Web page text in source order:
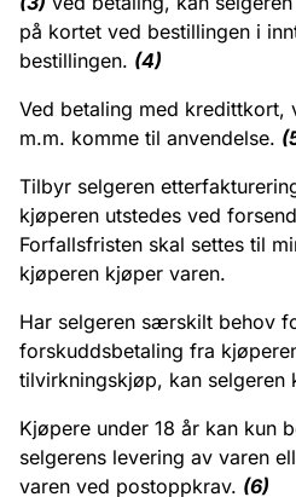
på kortet ved bestillingen i
bestillingen. (4)
Ved betaling med
m.m. komme til anvendelse.
Tilbyr selgeren
kjøperen utstedes ved
Forfallsfristen skal settes til
kjøperen kjøper varen.
Har selgeren særskilt behov
forskuddsbetaling fra
tilvirkningskjøp, kan selgeren
Kjøpere under 18 år kan kun
selgerens levering av varen
varen ved postoppkrav. (6)